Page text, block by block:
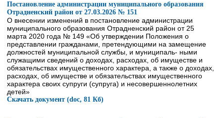
Постановление администрации муниципального образования
Отрадненский район от 27.03.2026 № 151
О внесении изменений в постановление администрации
муниципального образования Отрадненский район от 25
марта 2020 года № 149 «Об утверждении Положения о
представлении гражданами, претендующими на замещение
должностей муниципальной службы, и муниципаль- ными
служащими сведений о доходах, расходах, об имуществе и
обязательствах имущественного характера, а также о доходах,
расходах, об имуществе и обязательствах имущественного
характера своих супруги (супруга) и несовершеннолетних
детей»
Скачать документ (doc, 81 Кб)